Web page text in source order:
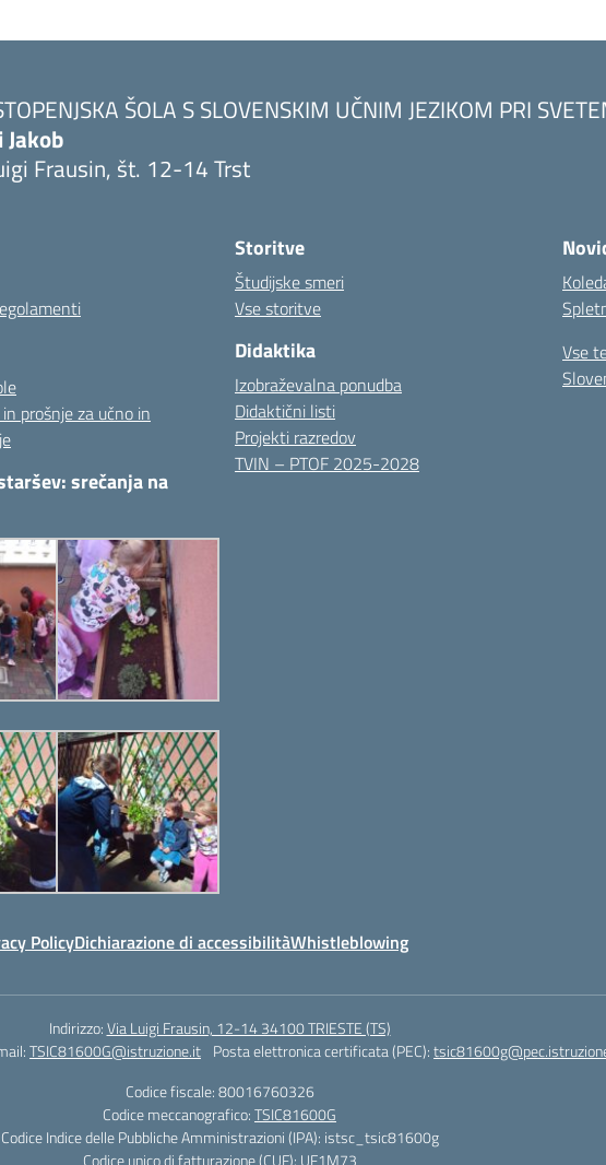
ŠOLA S SLOVENSKIM UČNIM JEZIKOM PRI
Frausin, št. 12-14 Trst
prošnje za učno in
srečanja na
Storitve
Študijske smeri
Vse storitve
Didaktika
Izobraževalna ponudba
Didaktični listi
Projekti razredov
TVIN – PTOF 2025-2028
Vse
PolicyDichiarazione di accessibilitàWhistleblowing
Indirizzo:Via Luigi Frausin, 12-14 34100 TRIESTE (TS)
TSIC81600G@istruzione.it Posta elettronica certificata (PEC):
Codice fiscale: 80016760326
Codice meccanografico:TSIC81600G
Codice Indice delle Pubbliche Amministrazioni (IPA): istsc_tsic81600g
Codice unico di fatturazione (CUF): UF1M73